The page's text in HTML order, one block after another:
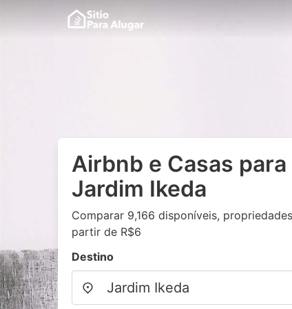
Airbnb e Casas
Jardim Ikeda
Comparar 9,166 disponíveis,
partir de R$6
Destino